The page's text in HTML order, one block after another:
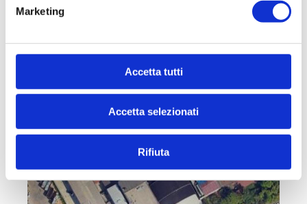
Marketing
Accetta tutti
Accetta selezionati
Rifiuta
DETTAGLI